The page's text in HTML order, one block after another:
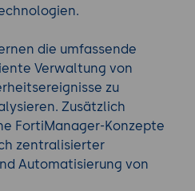
die umfassende
Verwaltung von
zu
Zusätzlich
FortiManager-Konzepte
zentralisierter
Automatisierung von